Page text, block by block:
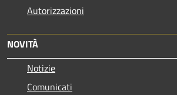
Autorizzazioni
NOVITÀ
Notizie
Comunicati